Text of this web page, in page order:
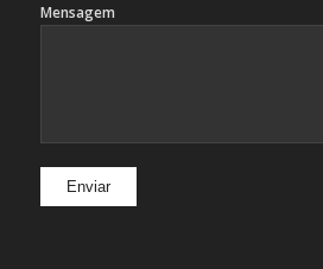
Mensagem